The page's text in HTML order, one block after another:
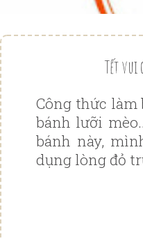
Tết vui
Công thức làm
bánh lưỡi
bánh này,
dụng lòng đỏ